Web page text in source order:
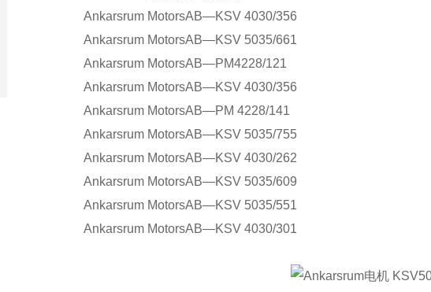
Ankarsrum MotorsAB—KSV 4030/356
Ankarsrum MotorsAB—KSV 5035/661
Ankarsrum MotorsAB—PM4228/121
Ankarsrum MotorsAB—KSV 4030/356
Ankarsrum MotorsAB—PM 4228/141
Ankarsrum MotorsAB—KSV 5035/755
Ankarsrum MotorsAB—KSV 4030/262
Ankarsrum MotorsAB—KSV 5035/609
Ankarsrum MotorsAB—KSV 5035/551
Ankarsrum MotorsAB—KSV 4030/301